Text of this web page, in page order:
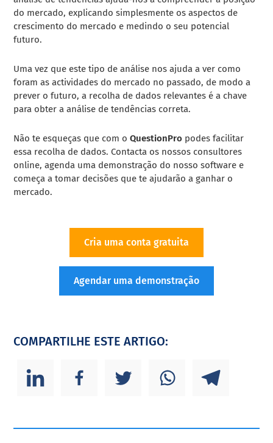
do mercado, explicando simplesmente os aspectos de
crescimento do mercado e medindo o seu potencial
futuro.
Uma vez que este tipo de análise nos ajuda a ver como
foram as actividades do mercado no passado, de modo a
prever o futuro, a recolha de dados relevantes é a chave
para obter a análise de tendências correta.
Não te esqueças que com oQuestionPro podes facilitar
essa recolha de dados. Contacta os nossos consultores
online, agenda uma demonstração do nosso software e
começa a tomar decisões que te ajudarão a ganhar o
mercado.
Cria uma conta gratuita
Agendar uma demonstração
COMPARTILHE ESTE ARTIGO: